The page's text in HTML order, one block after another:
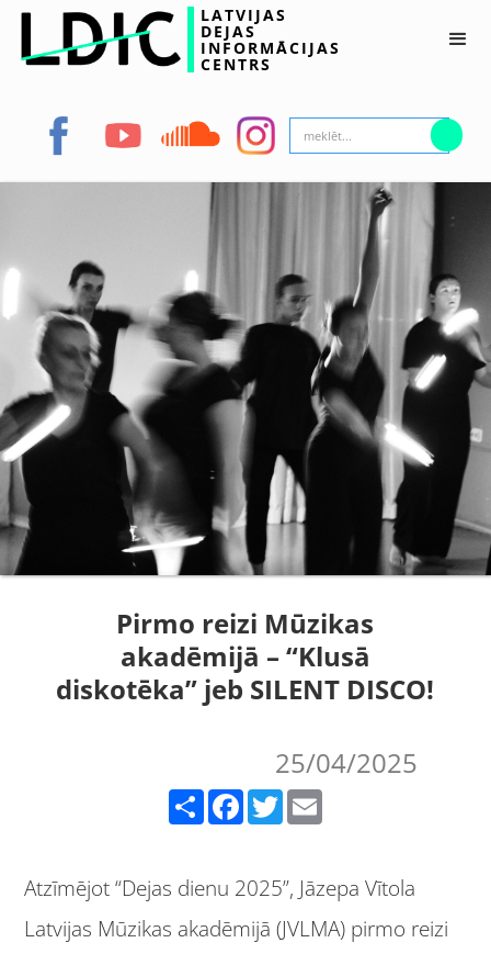
LATVIJAS
DEJAS
INFORMĀCIJAS
CENTRS
Pirmo reizi Mūzikas
akadēmijā – “Klusā
diskotēka” jeb SILENT DISCO!
25/04/2025
Facebook Twitter
Atzīmējot “Dejas dienu 2025”, Jāzepa Vītola
Latvijas Mūzikas akadēmijā (JVLMA) pirmo reizi